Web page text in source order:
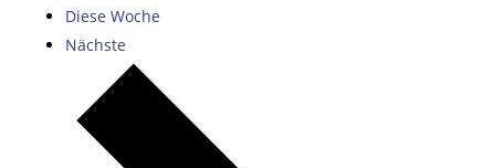
Diese Woche
Nächste